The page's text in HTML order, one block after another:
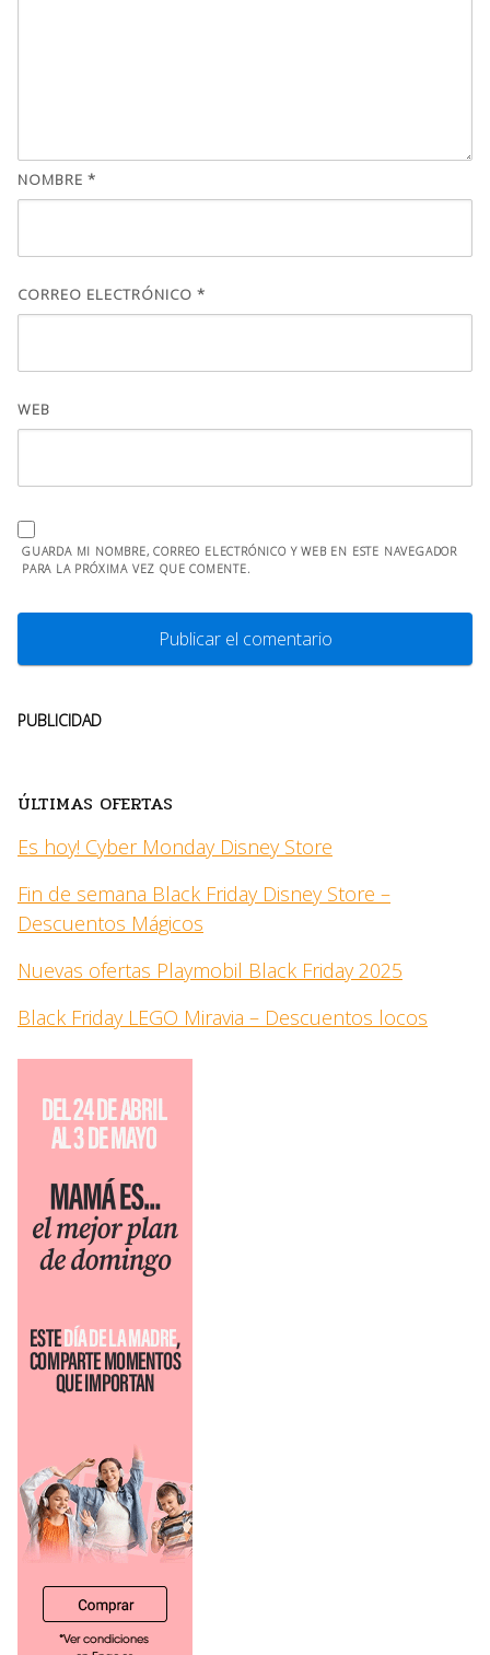
NOMBRE *
CORREO ELECTRÓNICO *
WEB
GUARDA MI NOMBRE, CORREO ELECTRÓNICO Y WEB EN ESTE NAVEGADOR
PARA LA PRÓXIMA VEZ QUE COMENTE.
PUBLICIDAD
ÚLTIMAS OFERTAS
Es hoy! Cyber Monday Disney Store
Fin de semana Black Friday Disney Store –
Descuentos Mágicos
Nuevas ofertas Playmobil Black Friday 2025
Black Friday LEGO Miravia – Descuentos locos